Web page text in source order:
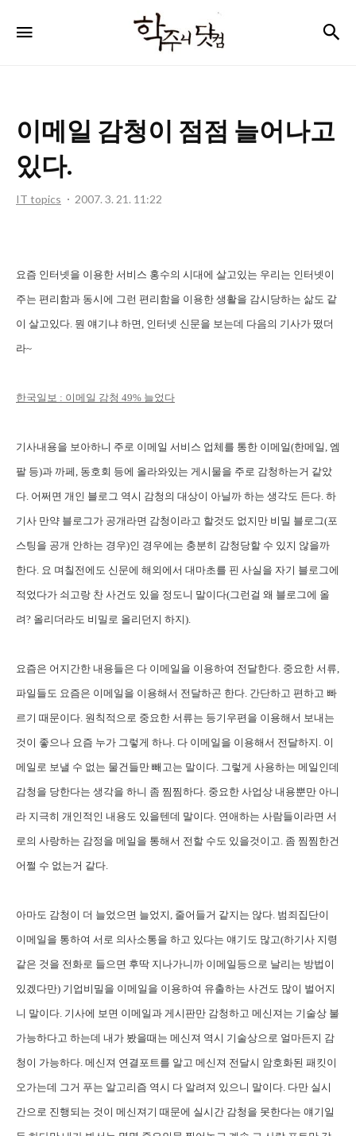
주
컴
이메일 감청이 점점 늘어나고
있다.
IT topics 2007. 3. 21. 11:22
요즘 인터넷을 이용한 서비스 홍수의 시대에 살고있는 우리는 인터넷이
주는 편리함과 동시에 그런 편리함을 이용한 생활을 감시당하는 삶도 같
이 살고있다. 뭔 얘기냐 하면, 인터넷 신문을 보는데 다음의 기사가 떴더
라~
한국일보 : 이메일 감청 49% 늘었다
기사내용을 보아하니 주로 이메일 서비스 업체를 통한 이메일(한메일, 엠
팔 등)과 까페, 동호회 등에 올라와있는 게시물을 주로 감청하는거 같았
다. 어쩌면 개인 블로그 역시 감청의 대상이 아닐까 하는 생각도 든다. 하
기사 만약 블로그가 공개라면 감청이라고 할것도 없지만 비밀 블로그(포
스팅을 공개 안하는 경우)인 경우에는 충분히 감청당할 수 있지 않을까
한다. 요 며칠전에도 신문에 해외에서 대마초를 핀 사실을 자기 블로그에
적었다가 쇠고랑 찬 사건도 있을 정도니 말이다(그런걸 왜 블로그에 올
려? 올리더라도 비밀로 올리던지 하지).
요즘은 어지간한 내용들은 다 이메일을 이용하여 전달한다. 중요한 서류,
파일들도 요즘은 이메일을 이용해서 전달하곤 한다. 간단하고 편하고 빠
르기 때문이다. 원칙적으로 중요한 서류는 등기우편을 이용해서 보내는
것이 좋으나 요즘 누가 그렇게 하나. 다 이메일을 이용해서 전달하지. 이
메일로 보낼 수 없는 물건들만 빼고는 말이다. 그렇게 사용하는 메일인데
감청을 당한다는 생각을 하니 좀 찜찜하다. 중요한 사업상 내용뿐만 아니
라 지극히 개인적인 내용도 있을텐데 말이다. 연애하는 사람들이라면 서
로의 사랑하는 감정을 메일을 통해서 전할 수도 있을것이고. 좀 찜찜한건
어쩔 수 없는거 같다.
아마도 감청이 더 늘었으면 늘었지, 줄어들거 같지는 않다. 범죄집단이
이메일을 통하여 서로 의사소통을 하고 있다는 얘기도 많고(하기사 지령
같은 것을 전화로 들으면 후딱 지나가니까 이메일등으로 날리는 방법이
있겠다만) 기업비밀을 이메일을 이용하여 유출하는 사건도 많이 벌어지
니 말이다. 기사에 보면 이메일과 게시판만 감청하고 메신져는 기술상 불
가능하다고 하는데 내가 봤을때는 메신져 역시 기술상으로 얼마든지 감
청이 가능하다. 메신져 연결포트를 알고 메신져 전달시 암호화된 패킷이
오가는데 그거 푸는 알고리즘 역시 다 알려져 있으니 말이다. 다만 실시
간으로 진행되는 것이 메신져기 때문에 실시간 감청을 못한다는 얘기일